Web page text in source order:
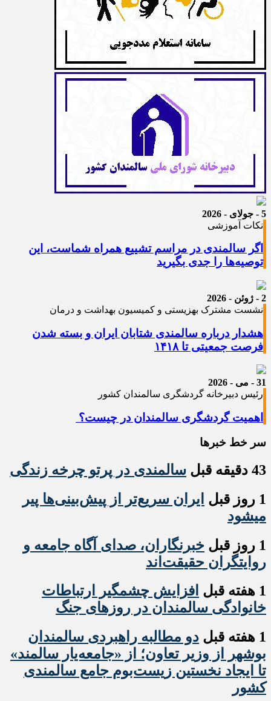
5 - جولای - 2026
نکات آموزشی
اگر سالمندی در مراسم تشییع همراه شماست، این
توصیه‌ها را جدی بگیرید
2 - ژوئن - 2026
نشست مشترک بهزیستی و کمیسیون بهداشت و درمان
هشدار درباره سالمندی شتابان ایران و بسته شدن
فرصت جمعیتی تا ۱۴۱۸
31 - می - 2026
رئیس دبیرخانه گردشگری سالمندان کشور
اهمیت گردشگری سالمندان در چیست؟
سر خط خبرها
43 دقیقه قبل
سالمندی در پرتو چرخه زندگی
1 روز قبل
ایران سریع‌تر از پیش‌بینی‌ها پیر
میشود
1 روز قبل
خبرنگاران، صدای آگاه جامعه و
روایتگران حقیقت‌اند
1 هفته قبل
افزایش چشمگیر ارتباطات
خانوادگی سالمندان در روزهای جنگ
1 هفته قبل
دو مطالبه راهبردی سالمندان
بوشهر از وزیر تعاون؛ از «جامعه‌یار سالمند»
تا ایجاد نخستین زیست‌بوم جامع سالمندی
کشور